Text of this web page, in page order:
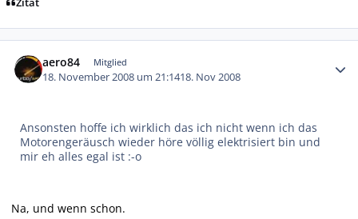
aero84 Mitglied
18. November 2008 um 21:1418. Nov 2008
Ansonsten hoffe ich wirklich das ich nicht wenn ich das
Motorengeräusch wieder höre völlig elektrisiert bin und
mir eh alles egal ist :-o
Na, und wenn schon.